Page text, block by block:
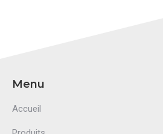
Menu
Accueil